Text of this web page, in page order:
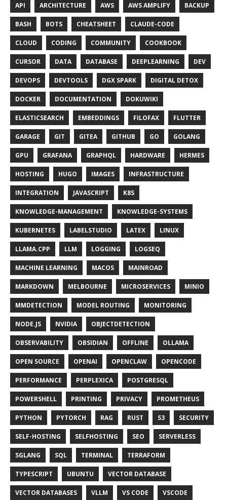
API ARCHITECTURE AWS AWS AMPLIFY BACKUP
BASH BOTS CHEATSHEET CLAUDE-CODE
CLOUD CODING COMMUNITY COOKBOOK
CURSOR DATA DATABASE DEEPLEARNING DEV
DEVOPS DEVTOOLS DGX SPARK DIGITAL DETOX
DOCKER DOCUMENTATION DOKUWIKI
ELASTICSEARCH EMBEDDINGS FILOFAX FLUTTER
GARAGE GIT GITEA GITHUB GO GOLANG
GPU GRAFANA GRAPHQL HARDWARE HERMES
HOSTING HUGO IMAGES INFRASTRUCTURE
INTEGRATION JAVASCRIPT K8S
KNOWLEDGE-MANAGEMENT KNOWLEDGE-SYSTEMS
KUBERNETES LABELSTUDIO LATEX LINUX
LLAMA.CPP LLM LOGGING LOGSEQ
MACHINE LEARNING MACOS MAINROAD
MARKDOWN MELBOURNE MICROSERVICES MINIO
MMDETECTION MODEL ROUTING MONITORING
NODE.JS NVIDIA OBJECTDETECTION
OBSERVABILITY OBSIDIAN OFFLINE OLLAMA
OPEN SOURCE OPENAI OPENCLAW OPENCODE
PERFORMANCE PERPLEXICA POSTGRESQL
POWERSHELL PRINTING PRIVACY PROMETHEUS
PYTHON PYTORCH RAG RUST S3 SECURITY
SELF-HOSTING SELFHOSTING SEO SERVERLESS
SGLANG SQL TERMINAL TERRAFORM
TYPESCRIPT UBUNTU VECTOR DATABASE
VECTOR DATABASES VLLM VS CODE VSCODE